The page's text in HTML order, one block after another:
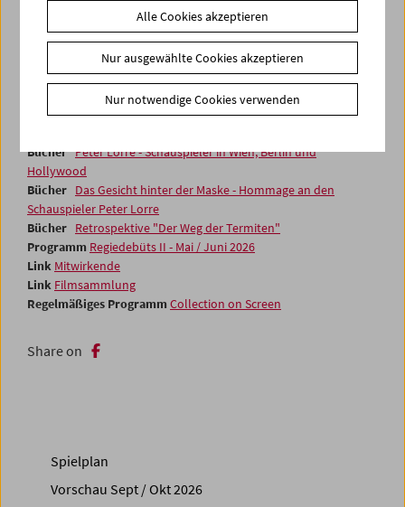
Zusätzliche Materialien
DVDsMysterious Object at Noon - Apichatpong Weerasethakul
Blind Husbands - Erich von Stroheim
DVDsThe Salvation Hunters | The Case of Lena Smith
(Fragment) - Josef von Sternberg
BücherChantal Akerman. Neben seinen Schnürsenkeln in
BücherPeter Lorre - Schauspieler in Wien, Berlin und
Hollywood
Bücher Das Gesicht hinter der Maske - Hommage an den
Schauspieler Peter Lorre
Bücher Retrospektive "Der Weg der Termiten"
Programm Regiedebüts II - Mai / Juni 2026
Link Mitwirkende
Link Filmsammlung
Regelmäßiges Programm Collection on Screen
Share on
Spielplan
Vorschau Sept / Okt 2026
Alle Cookies akzeptieren
Nur ausgewählte Cookies akzeptieren
Nur notwendige Cookies verwenden